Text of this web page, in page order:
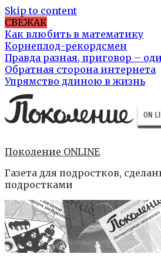
Skip to content
СВЕЖАК
Как влюбить в математику
Корнеплод-рекордсмен
Правда разная, приговор –
Обратная сторона интернета
Упрямство длиною в жизнь
Поколение ONLINE
Газета для подростков,
подростками